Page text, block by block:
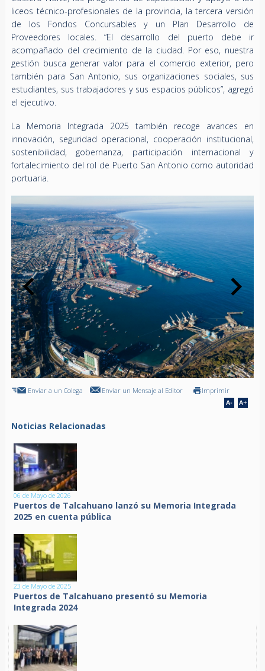
liceos técnico-profesionales de la provincia, la tercera versión
de los Fondos Concursables y un Plan Desarrollo de
Proveedores locales. “El desarrollo del puerto debe ir
acompañado del crecimiento de la ciudad. Por eso, nuestra
gestión busca generar valor para el comercio exterior, pero
también para San Antonio, sus organizaciones sociales, sus
estudiantes, sus trabajadores y sus espacios públicos”, agregó
el ejecutivo.
La Memoria Integrada 2025 también recoge avances en
innovación, seguridad operacional, cooperación institucional,
sostenibilidad, gobernanza, participación internacional y
fortalecimiento del rol de Puerto San Antonio como autoridad
portuaria.
Enviar a un Colega Enviar un Mensaje al Editor Imprimir
Noticias Relacionadas
06 de Mayo de 2026
Puertos de Talcahuano lanzó su Memoria Integrada
2025 en cuenta pública
23 de Mayo de 2025
Puertos de Talcahuano presentó su Memoria
Integrada 2024